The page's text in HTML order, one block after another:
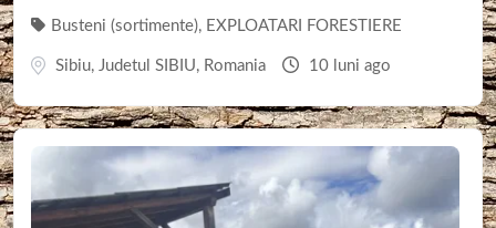
Busteni (sortimente), EXPLOATARI FORESTIERE
Sibiu, Judetul SIBIU, Romania 10 luni ago